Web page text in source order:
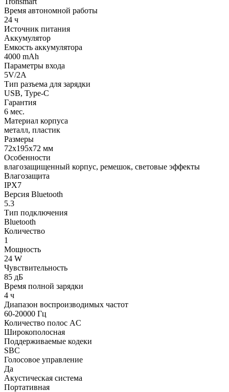
Время автономной работы
24 ч
Источник питания
Аккумулятор
Емкость аккумулятора
4000 mAh
Параметры входа
5V/2А
Тип разъема для зарядки
USB, Type-C
Гарантия
6 мес.
Материал корпуса
металл, пластик
Размеры
72х195х72 мм
Особенности
влагозащищенный корпус, ремешок, световые эффекты
Влагозащита
IPX7
Версия Bluetooth
5.3
Тип подключения
Bluetooth
Количество
1
Мощность
24 W
Чувствительность
85 дБ
Время полной зарядки
4 ч
Диапазон воспроизводимых частот
60-20000 Гц
Количество полос AC
Широкополосная
Поддерживаемые кодеки
SBC
Голосовое управление
Да
Акустическая система
Портативная